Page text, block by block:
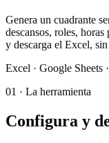
Genera un cuadrante
descansos, roles,
y descarga el Excel,
Excel · Google Sheets
01 · La herramienta
Configura y